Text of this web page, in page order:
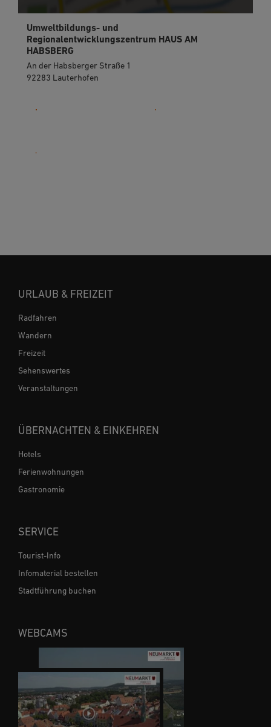
Umweltbildungs- und
Regionalentwicklungszentrum HAUS AM
HABSBERG
An der Habsberger Straße 1
92283 Lauterhofen
URLAUB & FREIZEIT
Radfahren
Wandern
Freizeit
Sehenswertes
Veranstaltungen
ÜBERNACHTEN & EINKEHREN
Hotels
Ferienwohnungen
Gastronomie
SERVICE
Tourist-Info
Infomaterial bestellen
Stadtführung buchen
WEBCAMS